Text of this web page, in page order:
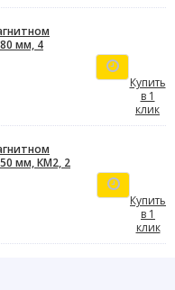
мм, 4
Купить
в 1
клик
мм, КМ2, 2
Купить
в 1
клик